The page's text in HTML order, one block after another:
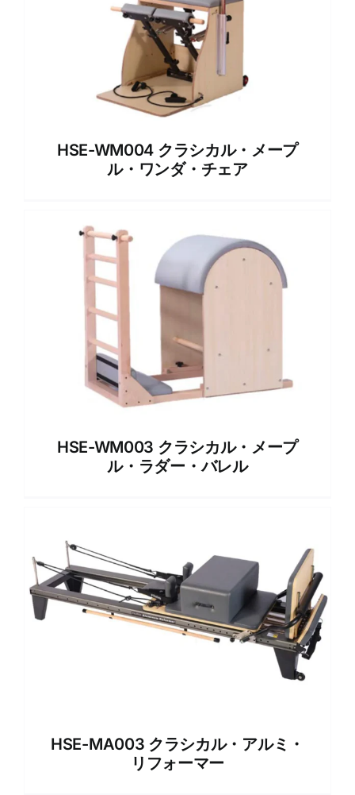
HSE-WM004 クラシカル・メープ
ル・ワンダ・チェア
HSE-WM003 クラシカル・メープ
ル・ラダー・バレル
HSE-MA003 クラシカル・アルミ・
リフォーマー